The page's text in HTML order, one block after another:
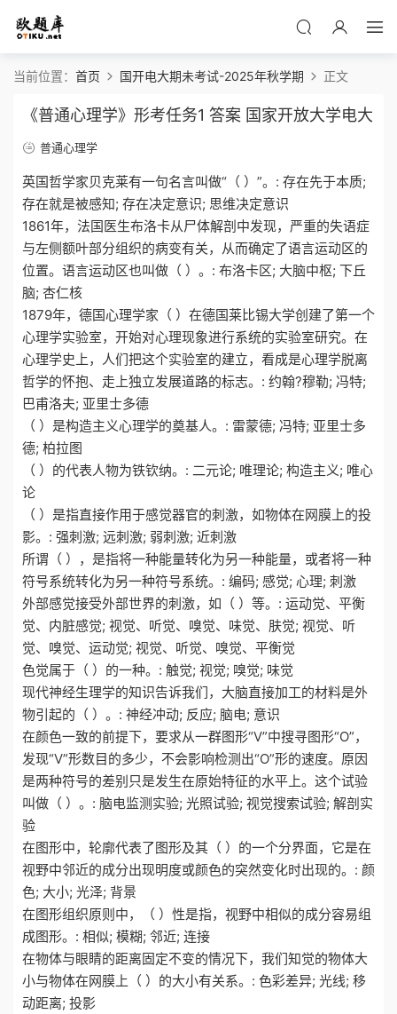
当前位置： 首页 国开电大期未考试-2025年秋学期 正文
《普通心理学》形考任务1 答案 国家开放大学电大
普通心理学
英国哲学家贝克莱有一句名言叫做“（ ）”。: 存在先于本质;
存在就是被感知; 存在决定意识; 思维决定意识
1861年，法国医生布洛卡从尸体解剖中发现，严重的失语症
与左侧额叶部分组织的病变有关，从而确定了语言运动区的
位置。语言运动区也叫做（ ）。: 布洛卡区; 大脑中枢; 下丘
脑; 杏仁核
1879年，德国心理学家（ ）在德国莱比锡大学创建了第一个
心理学实验室，开始对心理现象进行系统的实验室研究。在
心理学史上，人们把这个实验室的建立，看成是心理学脱离
哲学的怀抱、走上独立发展道路的标志。: 约翰?穆勒; 冯特;
巴甫洛夫; 亚里士多德
（ ）是构造主义心理学的奠基人。: 雷蒙德; 冯特; 亚里士多
德; 柏拉图
（ ）的代表人物为铁钦纳。: 二元论; 唯理论; 构造主义; 唯心
论
（ ）是指直接作用于感觉器官的刺激，如物体在网膜上的投
影。: 强刺激; 远刺激; 弱刺激; 近刺激
所谓（ ），是指将一种能量转化为另一种能量，或者将一种
符号系统转化为另一种符号系统。: 编码; 感觉; 心理; 刺激
外部感觉接受外部世界的刺激，如（ ）等。: 运动觉、平衡
觉、内脏感觉; 视觉、听觉、嗅觉、味觉、肤觉; 视觉、听
觉、嗅觉、运动觉; 视觉、听觉、嗅觉、平衡觉
色觉属于（ ）的一种。: 触觉; 视觉; 嗅觉; 味觉
现代神经生理学的知识告诉我们，大脑直接加工的材料是外
物引起的（ ）。: 神经冲动; 反应; 脑电; 意识
在颜色一致的前提下，要求从一群图形“V”中搜寻图形“O”，
发现“V”形数目的多少，不会影响检测出“O”形的速度。原因
是两种符号的差别只是发生在原始特征的水平上。这个试验
叫做（ ）。: 脑电监测实验; 光照试验; 视觉搜索试验; 解剖实
验
在图形中，轮廓代表了图形及其（ ）的一个分界面，它是在
视野中邻近的成分出现明度或颜色的突然变化时出现的。: 颜
色; 大小; 光泽; 背景
在图形组织原则中，（ ）性是指，视野中相似的成分容易组
成图形。: 相似; 模糊; 邻近; 连接
在物体与眼睛的距离固定不变的情况下，我们知觉的物体大
小与物体在网膜上（ ）的大小有关系。: 色彩差异; 光线; 移
动距离; 投影